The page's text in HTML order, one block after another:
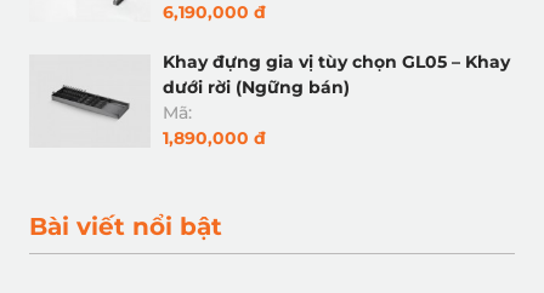
6,190,000 đ
Khay đựng gia vị tùy chọn GL05 – Khay
dưới rời (Ngững bán)
Mã:
1,890,000 đ
Bài viết nổi bật